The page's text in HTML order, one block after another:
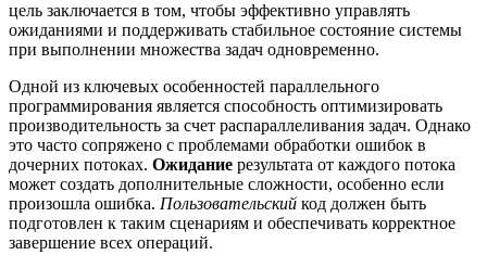
цель заключается в том, чтобы эффективно управлять
ожиданиями и поддерживать стабильное состояние системы
при выполнении множества задач одновременно.
Одной из ключевых особенностей параллельного
программирования является способность оптимизировать
производительность за счет распараллеливания задач. Однако
это часто сопряжено с проблемами обработки ошибок в
дочерних потоках. Ожидание результата от каждого потока
может создать дополнительные сложности, особенно если
произошла ошибка. Пользовательский код должен быть
подготовлен к таким сценариям и обеспечивать корректное
завершение всех операций.